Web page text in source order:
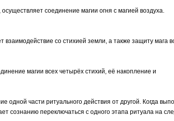
соединение магии огня с магией воздуха.
со стихией земли, а также защиту мага
магии всех четырёх стихий, её накопление и
одной части ритуального действия от другой. Когда
сознанию переключаться с одного этапа ритуала на